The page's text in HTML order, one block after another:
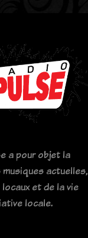
a pour objet la
actuelles,
et de la vie
locale.